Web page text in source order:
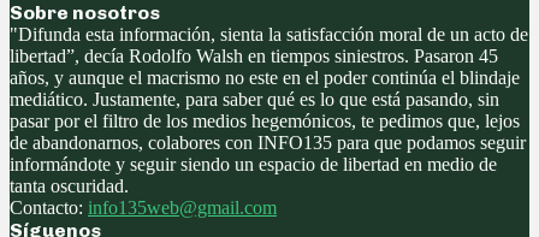
Sobre nosotros
"Difunda esta información, sienta la satisfacción moral de un acto de
libertad”, decía Rodolfo Walsh en tiempos siniestros. Pasaron 45
años, y aunque el macrismo no este en el poder continúa el blindaje
mediático. Justamente, para saber qué es lo que está pasando, sin
pasar por el filtro de los medios hegemónicos, te pedimos que, lejos
de abandonarnos, colabores con INFO135 para que podamos seguir
informándote y seguir siendo un espacio de libertad en medio de
tanta oscuridad.
Contacto: info135web@gmail.com
Síguenos